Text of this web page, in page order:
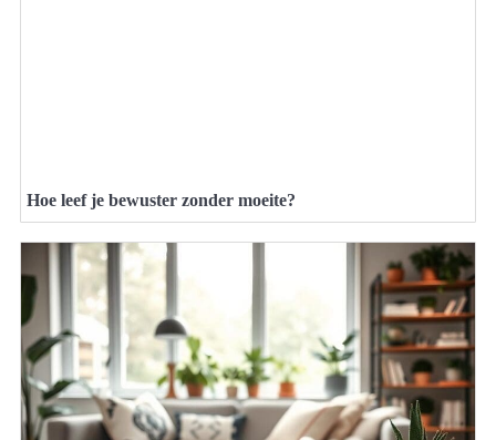
Hoe leef je bewuster zonder moeite?